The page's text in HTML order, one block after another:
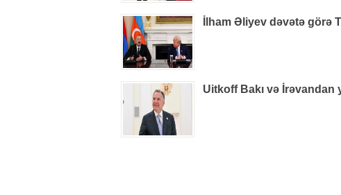
İlham Əliyev dəvətə görə
Uitkoff Bakı və İrəvandan